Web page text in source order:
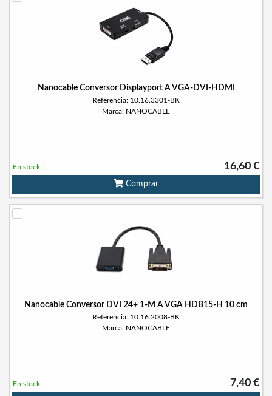
Nanocable Conversor Displayport A VGA-DVI-HDMI
Referencia: 10.16.3301-BK
Marca: NANOCABLE
16,60 €
En stock
Comprar
Nanocable Conversor DVI 24+ 1-M A VGA HDB15-H 10 cm
Referencia: 10.16.2008-BK
Marca: NANOCABLE
7,40 €
En stock